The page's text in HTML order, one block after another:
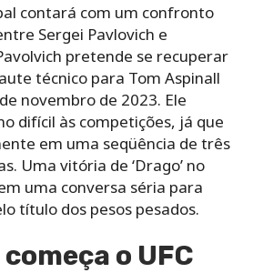
contará com um confronto
Sergei Pavlovich e
pretende se recuperar
técnico para Tom Aspinall
novembro de 2023. Ele
difícil às competições, já que
em uma seqüência de três
Uma vitória de ‘Drago’ no
uma conversa séria para
título dos pesos pesados.
o UFC